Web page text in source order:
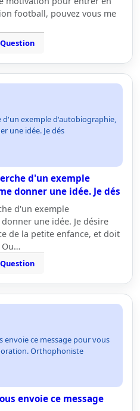
football, pouvez vous me
d'un exemple d'autobiographie,
une idée. Je dés
d'un exemple
donner une idée. Je dés
d'un exemple
une idée. Je désire
de la petite enfance, et doit
Ou…
envoie ce message pour vous
Orthophoniste
envoie ce message